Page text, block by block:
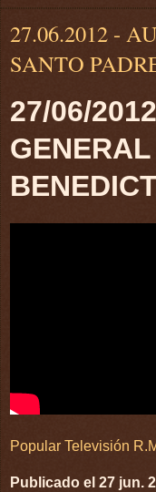
27.06.2012 -
SANTO
27/06/
Popular Televisión
Publicado el 27 jun.